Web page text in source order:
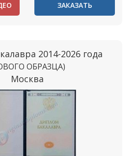
ЗАКАЗАТЬ
2014-2026 года
ОБРАЗЦА)
Москва